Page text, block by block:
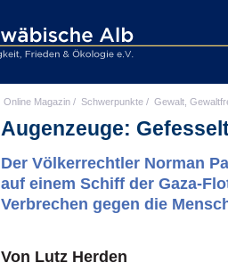
Online Magazin / Schwerpunkte / Gewalt,
Augenzeuge:
Der Völkerrechtler Norman
auf einem Schiff der Gaza-
Verbrechen gegen die
Von Lutz Herden